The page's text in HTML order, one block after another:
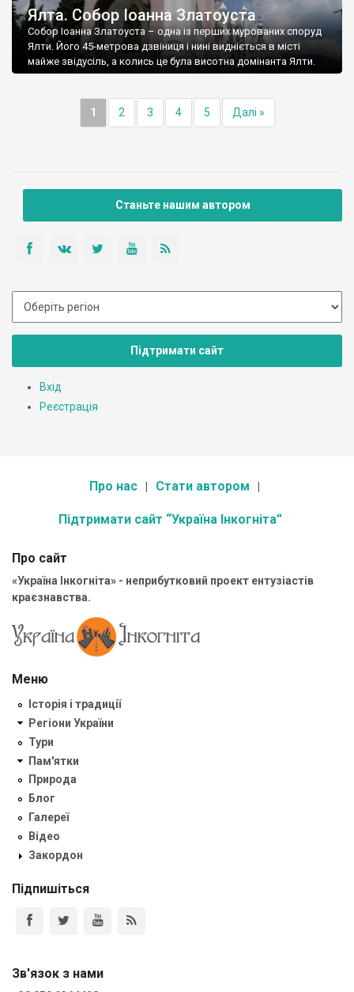
Ялта. Собор Іоанна Златоуста
Собор Іоанна Златоуста – одна із перших мурованих споруд
Ялти. Його 45-метрова дзвіниця і нині видніється в місті
майже звідусіль, а колись це була висотна домінанта Ялти.
1 2 3 4 5 Далі »
Станьте нашим автором
Підтримати сайт
Вхід
Реєстрація
Про нас Стати автором
Підтримати сайт “Україна Інкогніта”
Про сайт
«Україна Інкогніта» - неприбутковий проект ентузіастів
краєзнавства.
Меню
Історія і традиції
Регіони України
Тури
Пам'ятки
Природа
Блог
Галереї
Відео
Закордон
Підпишіться
Зв'язок з нами